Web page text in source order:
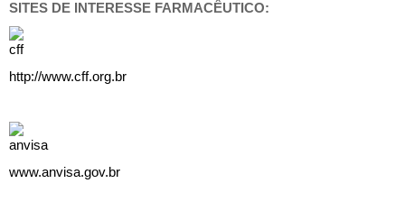
SITES DE INTERESSE FARMACÊUTICO:
http://www.cff.org.br
www.anvisa.gov.br